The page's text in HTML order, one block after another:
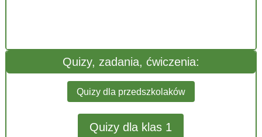
Quizy, zadania, ćwiczenia:
Quizy dla przedszkolaków
Quizy dla klas 1